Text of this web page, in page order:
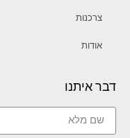
צרכנות
אודות
דבר איתנו